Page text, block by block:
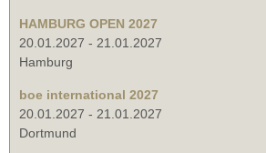
HAMBURG OPEN 2027
20.01.2027 - 21.01.2027
Hamburg
boe international 2027
20.01.2027 - 21.01.2027
Dortmund